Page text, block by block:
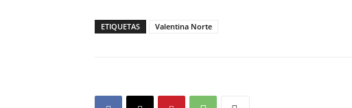
ETIQUETAS Valentina Norte